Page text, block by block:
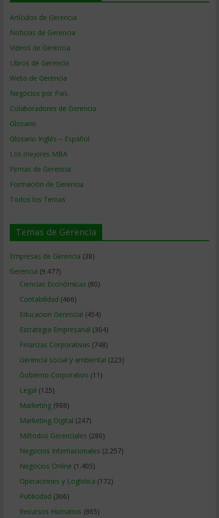
Artículos de Gerencia
Noticias de Gerencia
Videos de Gerencia
Libros de Gerencia
Webs de Gerencia
Negocios por País
Colaboradores de Gerencia
Glosario
Glosario Inglés – Español
Los mejores MBA
Firmas de Gerencia
Formación de Gerencia
Todos los Temas
Temas de Gerencia
Empresas de Gerencia (38)
Gerencia (9.477)
Ciencias Económicas (80)
Contabilidad (466)
Educacion Gerencial (454)
Estrategia Empresarial (304)
Finanzas Corporativas (748)
Gerencia social y ambiental (223)
Gobierno Corporativo (11)
Legal (125)
Marketing(988)
Marketing Digital (247)
Métodos Gerenciales (280)
Negocios Internacionales (2.257)
Negocios Online (1.405)
Operaciones y Logística (172)
Publicidad (306)
Recursos Humanos (865)